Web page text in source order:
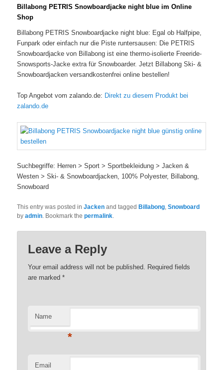
Billabong PETRIS Snowboardjacke night blue im Online
Shop
Billabong PETRIS Snowboardjacke night blue: Egal ob Halfpipe,
Funpark oder einfach nur die Piste runtersausen: Die PETRIS
Snowboardjacke von Billabong ist eine thermo-isolierte Freeride-
Snowsports-Jacke extra für Snowboarder. Jetzt Billabong Ski- &
Snowboardjacken versandkostenfrei online bestellen!
Top Angebot vom zalando.de: Direkt zu diesem Produkt bei
zalando.de
Suchbegriffe: Herren > Sport > Sportbekleidung > Jacken &
Westen > Ski- & Snowboardjacken, 100% Polyester, Billabong,
Snowboard
This entry was posted inJacken and taggedBillabong,Snowboard
byadmin. Bookmark thepermalink.
Leave a Reply
Your email address will not be published. Required fields
are marked*
Name
*
Email